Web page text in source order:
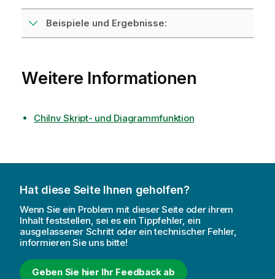
Beispiele und Ergebnisse:
Weitere Informationen
ChiInv Skript- und Diagrammfunktion
Hat diese Seite Ihnen geholfen?
Wenn Sie ein Problem mit dieser Seite oder ihrem
Inhalt feststellen, sei es ein Tippfehler, ein
ausgelassener Schritt oder ein technischer Fehler,
informieren Sie uns bitte!
Geben Sie hier Ihr Feedback ab